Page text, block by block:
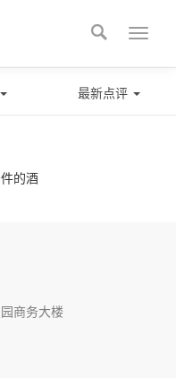
Toggle

最新点评
的酒
商务大楼